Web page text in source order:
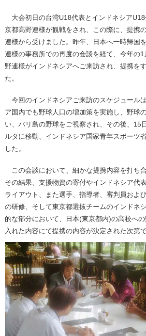
大会初日の台湾U18代表とインドネシア
京都高野連様が観戦をされ、この際に、提携
連様から受けました。昨年、日本へ一時帰国
連様の事務所での再度の会談を経て、今年の
野連様がインドネシアへご来訪され、提携を
た。
今回のインドネシアご来訪のスケジュール
ア国内でも野球人口の増加策を実施し、野球
い、バリ島の野球をご視察され、その後、15
ルタに移動、インドネシア国家青年スポーツ
した。
この会談において、細かな提携内容を打ち合
その結果、支援物資の寄付やインドネシア代
ライアウト、また選手、指導者、審判員およ
の研修、そして東京都選抜チームのインドネ
的な部分において、日本(東京都内)の高校へ
入れた内容にて提携の内容が決定された次第で